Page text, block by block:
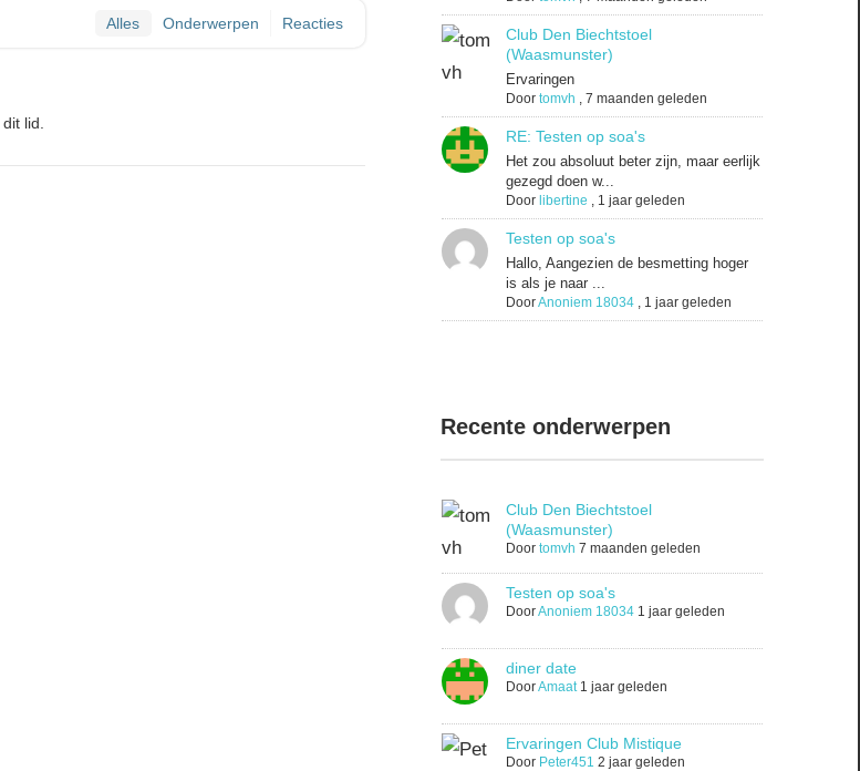
Alles Onderwerpen Reacties
lid.
Club Den Biechtstoel
(Waasmunster)
Ervaringen
Door tomvh 7 maanden geleden
RE: Testen op soa's
Het zou absoluut beter zijn, maar eerlijk
gezegd doen w...
Door libertine 1 jaar geleden
Testen op soa's
Hallo, Aangezien de besmetting hoger
is als je naar ...
DoorAnoniem 18034, 1 jaar geleden
Recente onderwerpen
Club Den Biechtstoel
(Waasmunster)
Door tomvh 7 maanden geleden
Testen op soa's
DoorAnoniem 18034 1 jaar geleden
diner date
DoorAmaat 1 jaar geleden
Ervaringen Club Mistique
Door Peter451 2 jaar geleden